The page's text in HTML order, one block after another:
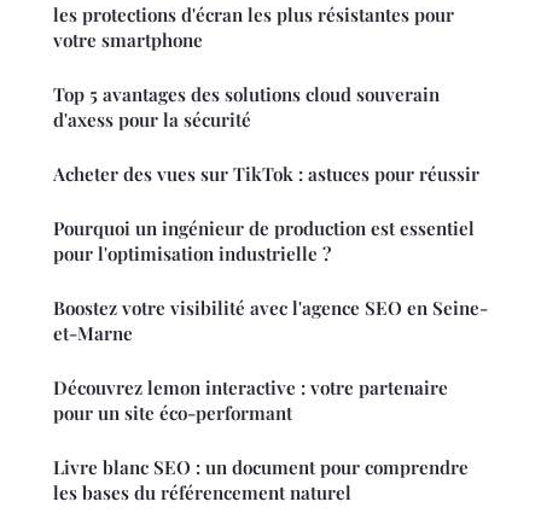
les protections d'écran les plus résistantes pour
votre smartphone
Top 5 avantages des solutions cloud souverain
d'axess pour la sécurité
Acheter des vues sur TikTok : astuces pour réussir
Pourquoi un ingénieur de production est essentiel
pour l'optimisation industrielle ?
Boostez votre visibilité avec l'agence SEO en Seine-
et-Marne
Découvrez lemon interactive : votre partenaire
pour un site éco-performant
Livre blanc SEO : un document pour comprendre
les bases du référencement naturel